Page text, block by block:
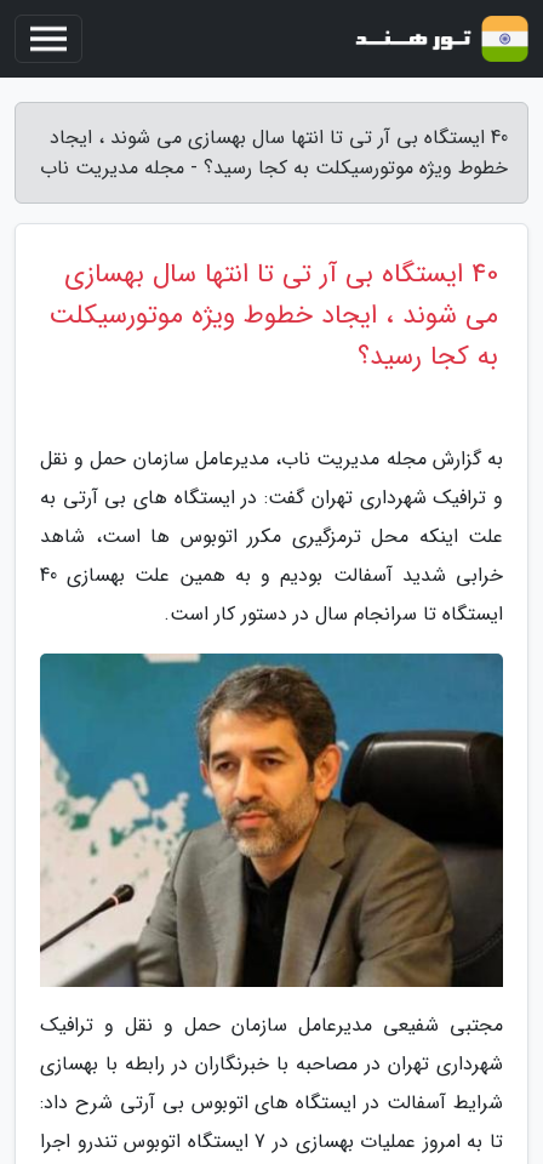
40 ایستگاه بی آر تی تا انتها سال بهسازی می شوند ، ایجاد
خطوط ویژه موتورسیکلت به کجا رسید؟ - مجله مدیریت ناب
40 ایستگاه بی آر تی تا انتها سال بهسازی
می شوند ، ایجاد خطوط ویژه موتورسیکلت
به کجا رسید؟
به گزارش مجله مدیریت ناب، مدیرعامل سازمان حمل و نقل
و ترافیک شهرداری تهران گفت: در ایستگاه های بی آرتی به
علت اینکه محل ترمزگیری مکرر اتوبوس ها است، شاهد
خرابی شدید آسفالت بودیم و به همین علت بهسازی 40
ایستگاه تا سرانجام سال در دستور کار است.
مجتبی شفیعی مدیرعامل سازمان حمل و نقل و ترافیک
شهرداری تهران در مصاحبه با خبرنگاران در رابطه با بهسازی
شرایط آسفالت در ایستگاه های اتوبوس بی آرتی شرح داد:
تا به امروز عملیات بهسازی در 7 ایستگاه اتوبوس تندرو اجرا